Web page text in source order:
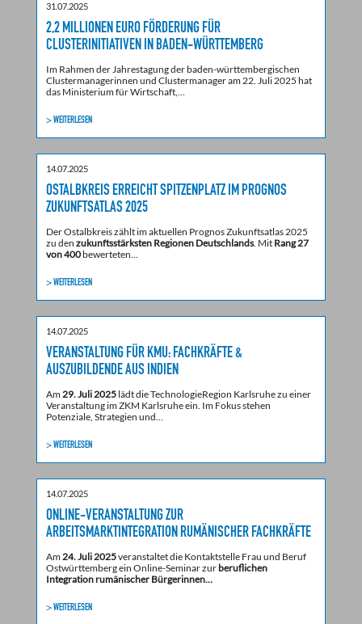
31.07.2025
2,2 MILLIONEN EURO FÖRDERUNG FÜR
CLUSTERINITIATIVEN IN BADEN-WÜRTTEMBERG
Im Rahmen der Jahrestagung der baden-württembergischen
Clustermanagerinnen und Clustermanager am 22. Juli 2025 hat
das Ministerium für Wirtschaft,…
> WEITERLESEN
14.07.2025
OSTALBKREIS ERREICHT SPITZENPLATZ IM PROGNOS
ZUKUNFTSATLAS 2025
Der Ostalbkreis zählt im aktuellen Prognos Zukunftsatlas 2025
zu denzukunftsstärksten Regionen Deutschlands . Mit Rang 27
von 400 bewerteten…
> WEITERLESEN
14.07.2025
VERANSTALTUNG FÜR KMU: FACHKRÄFTE &
AUSZUBILDENDE AUS INDIEN
Am29. Juli 2025 lädt die TechnologieRegion Karlsruhe zu einer
Veranstaltung im ZKM Karlsruhe ein. Im Fokus stehen
Potenziale, Strategien und…
> WEITERLESEN
14.07.2025
ONLINE-VERANSTALTUNG ZUR
ARBEITSMARKTINTEGRATION RUMÄNISCHER FACHKRÄFTE
Am24. Juli 2025veranstaltet die Kontaktstelle Frau und Beruf
Ostwürttemberg ein Online-Seminar zur beruflichen
Integration rumänischer Bürgerinnen…
> WEITERLESEN